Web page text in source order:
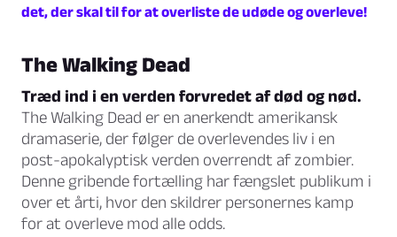
det, der skal til for at overliste de udøde og overleve!
The Walking Dead
Træd ind i en verden forvredet af død og nød.
The Walking Dead er en anerkendt amerikansk
dramaserie, der følger de overlevendes liv i en
post-apokalyptisk verden overrendt af zombier.
Denne gribende fortælling har fængslet publikum i
over et årti, hvor den skildrer personernes kamp
for at overleve mod alle odds.